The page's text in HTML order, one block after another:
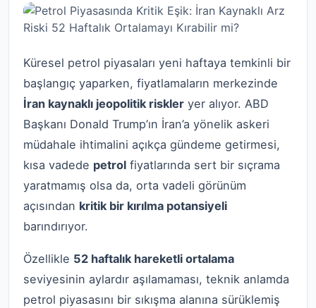
Küresel petrol piyasaları yeni haftaya temkinli bir
başlangıç yaparken, fiyatlamaların merkezinde
İran kaynaklı jeopolitik riskler yer alıyor. ABD
Başkanı Donald Trump’ın İran’a yönelik askeri
müdahale ihtimalini açıkça gündeme getirmesi,
kısa vadede petrol fiyatlarında sert bir sıçrama
yaratmamış olsa da, orta vadeli görünüm
açısından kritik bir kırılma potansiyeli
barındırıyor.
Özellikle 52 haftalık hareketli ortalama
seviyesinin aylardır aşılamaması, teknik anlamda
petrol piyasasını bir sıkışma alanına sürüklemiş